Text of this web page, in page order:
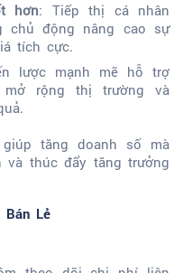
hơn: Tiếp thị cá nhân
chủ động nâng cao sự
tích cực.
lược mạnh mẽ hỗ trợ
rộng thị trường và
tăng doanh số mà
thúc đẩy tăng trưởng
Bán Lẻ